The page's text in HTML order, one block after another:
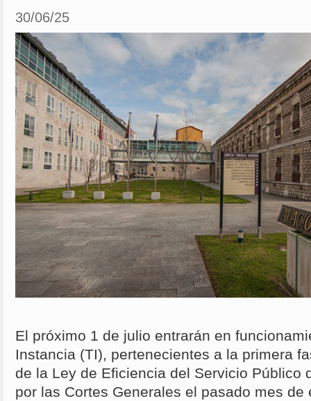
30/06/25
El próximo 1 de julio entrarán en
Instancia (TI), pertenecientes a la primera
de la Ley de Eficiencia del Servicio Público
por las Cortes Generales el pasado mes de